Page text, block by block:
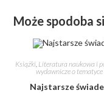
Może spodoba
Książki, Literatura naukowa i
wydawnicze o
Najstarsze